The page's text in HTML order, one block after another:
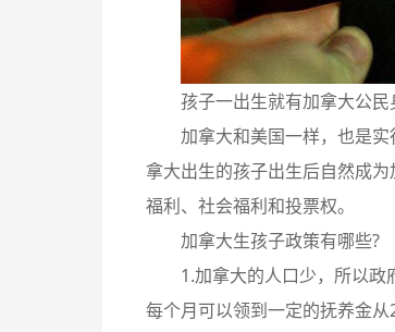
孩子一出生就有加拿大公民
加拿大和美国一样，也是
拿大出生的孩子出生后自然成
福利、社会福利和投票权。
加拿大生孩子政策有哪些?
1.加拿大的人口少，所以
每个月可以领到一定的抚养金